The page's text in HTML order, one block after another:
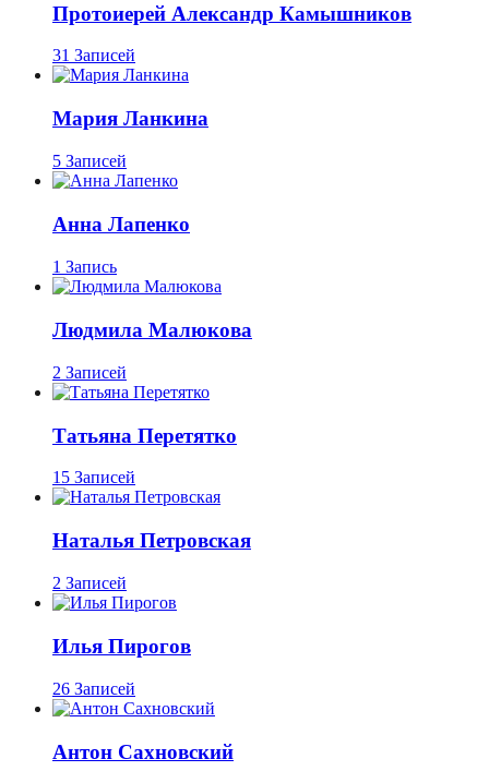
Протоиерей Александр Камышников
31 Записей
Мария Ланкина
5 Записей
Анна Лапенко
1 Запись
Людмила Малюкова
2 Записей
Татьяна Перетятко
15 Записей
Наталья Петровская
2 Записей
Илья Пирогов
26 Записей
Антон Сахновский